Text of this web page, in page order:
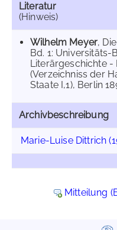
Literatur
(Hinweis)
Wilhelm Meyer,
Bd. 1: Universitäts-
Literärgeschichte
(Verzeichniss der
Staate I,1), Berlin
Archivbeschreibung
Marie-Luise Dittrich
Mitteilung